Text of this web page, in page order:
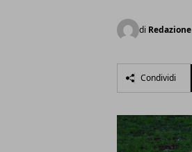
di Redazione
Condividi